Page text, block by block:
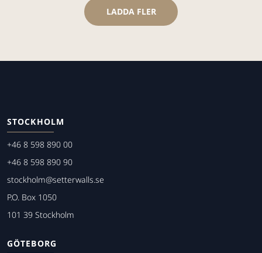
LADDA FLER
STOCKHOLM
+46 8 598 890 00
+46 8 598 890 90
stockholm@setterwalls.se
P.O. Box 1050
101 39 Stockholm
GÖTEBORG